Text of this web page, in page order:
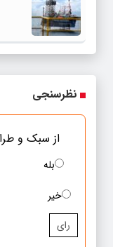
نظرسنجی
از سبک و
بله
خیر
رای